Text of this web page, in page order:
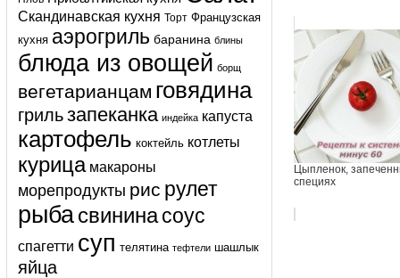
Скандинавская кухня Торт Французская
кухня аэрогриль баранина блины
блюда из овощей борщ
вегетарианцам говядина
грильзапеканка индейка капуста
картофель коктейль котлеты
курица макароны
морепродукты рис рулет
рыбасвининасоус
спагетти суп телятина тефтели шашлык
яйца
Цыпленок,
специях